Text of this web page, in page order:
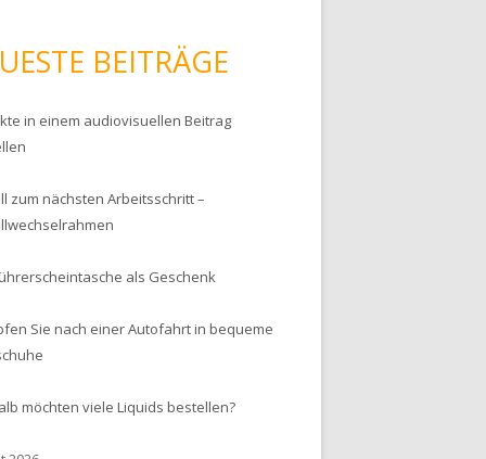
BEITRÄGE
in einem audiovisuellen Beitrag
zum nächsten Arbeitsschritt –
als Geschenk
Sie nach einer Autofahrt in bequeme
möchten viele Liquids bestellen?